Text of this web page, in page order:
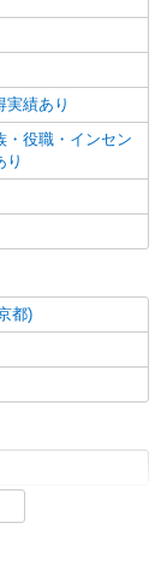
実績あり
・役職・インセン
り
都)